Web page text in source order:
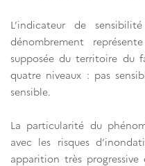
L’indicateur de
dénombrement
supposée du territoire du
quatre niveaux : pas
sensible.
La particularité du
avec les risques
apparition très